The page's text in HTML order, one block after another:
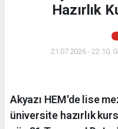
Hazırlık
21.07.2026 - 22:10,
Akyazı HEM'de lise
üniversite hazırlık